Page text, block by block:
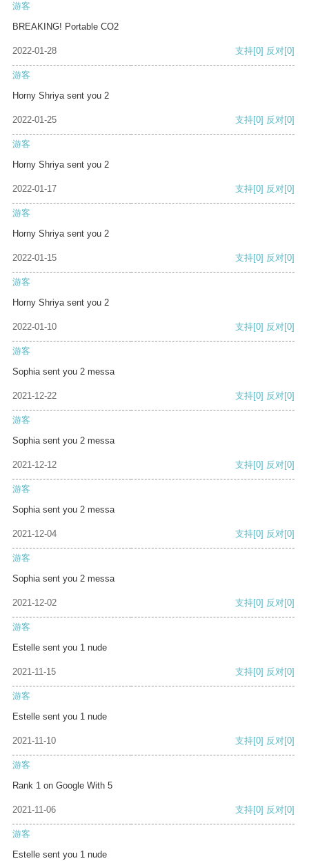
游客
BREAKING! Portable CO2
2022-01-28 支持[0] 反对[0]
游客
Horny Shriya sent you 2
2022-01-25 支持[0] 反对[0]
游客
Horny Shriya sent you 2
2022-01-17 支持[0] 反对[0]
游客
Horny Shriya sent you 2
2022-01-15 支持[0] 反对[0]
游客
Horny Shriya sent you 2
2022-01-10 支持[0] 反对[0]
游客
Sophia sent you 2 messa
2021-12-22 支持[0] 反对[0]
游客
Sophia sent you 2 messa
2021-12-12 支持[0] 反对[0]
游客
Sophia sent you 2 messa
2021-12-04 支持[0] 反对[0]
游客
Sophia sent you 2 messa
2021-12-02 支持[0] 反对[0]
游客
Estelle sent you 1 nude
2021-11-15 支持[0] 反对[0]
游客
Estelle sent you 1 nude
2021-11-10 支持[0] 反对[0]
游客
Rank 1 on Google With 5
2021-11-06 支持[0] 反对[0]
游客
Estelle sent you 1 nude